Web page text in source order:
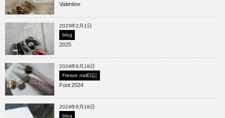
Valentine
2025年2月1日
blog
2025
2024年6月18日
Freeze nail日記
Foot 2024
2024年6月18日
blog